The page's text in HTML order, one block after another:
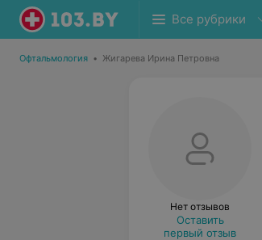
Все рубрики
Офтальмология • Жигарева Ирина Петровна
Нет отзывов
Оставить
первый отзыв